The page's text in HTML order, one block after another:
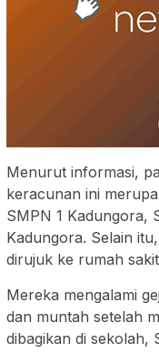
Menurut informasi,
keracunan ini
SMPN 1 Kadungora,
Kadungora. Selain
dirujuk ke rumah
Mereka mengalami
dan muntah setelah
dibagikan di sekolah,